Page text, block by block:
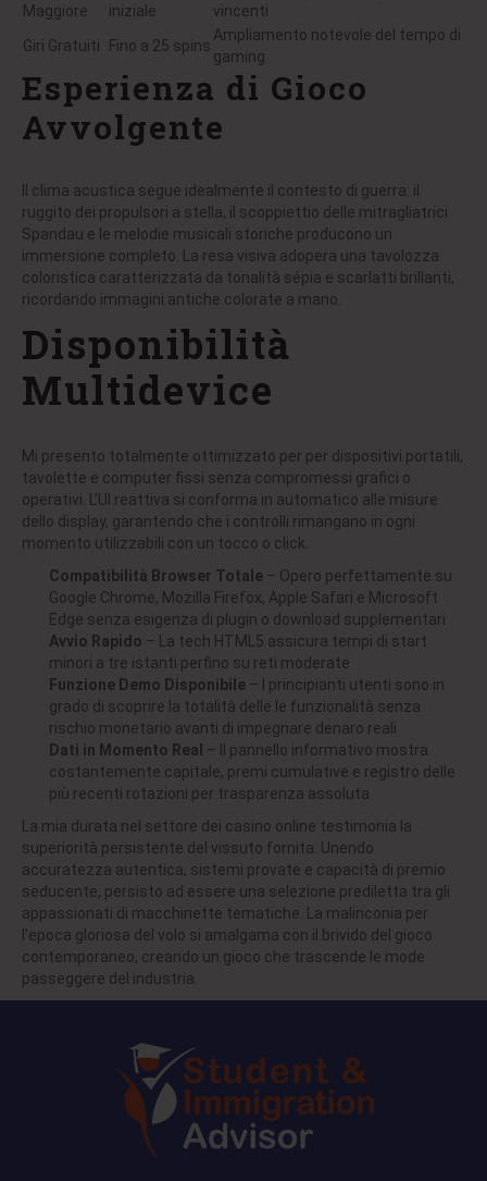
Maggiore
iniziale
vincenti
Giri Gratuiti
Fino a 25 spins
Ampliamento notevole del tempo di
gaming
Esperienza di Gioco
Avvolgente
Il clima acustica segue idealmente il contesto di guerra: il
ruggito dei propulsori a stella, il scoppiettio delle mitragliatrici
Spandau e le melodie musicali storiche producono un
immersione completo. La resa visiva adopera una tavolozza
coloristica caratterizzata da tonalità sépia e scarlatti brillanti,
ricordando immagini antiche colorate a mano.
Disponibilità
Multidevice
Mi presento totalmente ottimizzato per per dispositivi portatili,
tavolette e computer fissi senza compromessi grafici o
operativi. L’UI reattiva si conforma in automatico alle misure
dello display, garantendo che i controlli rimangano in ogni
momento utilizzabili con un tocco o click.
Compatibilità Browser Totale – Opero perfettamente su
Google Chrome, Mozilla Firefox, Apple Safari e Microsoft
Edge senza esigenza di plugin o download supplementari
Avvio Rapido – La tech HTML5 assicura tempi di start
minori a tre istanti perfino su reti moderate
Funzione Demo Disponibile – I principianti utenti sono in
grado di scoprire la totalità delle le funzionalità senza
rischio monetario avanti di impegnare denaro reali
Dati in Momento Real – Il pannello informativo mostra
costantemente capitale, premi cumulative e registro delle
più recenti rotazioni per trasparenza assoluta
La mia durata nel settore dei casino online testimonia la
superiorità persistente del vissuto fornita. Unendo
accuratezza autentica, sistemi provate e capacità di premio
seducente, persisto ad essere una selezione prediletta tra gli
appassionati di macchinette tematiche. La malinconia per
l’epoca gloriosa del volo si amalgama con il brivido del gioco
contemporaneo, creando un gioco che trascende le mode
passeggere del industria.